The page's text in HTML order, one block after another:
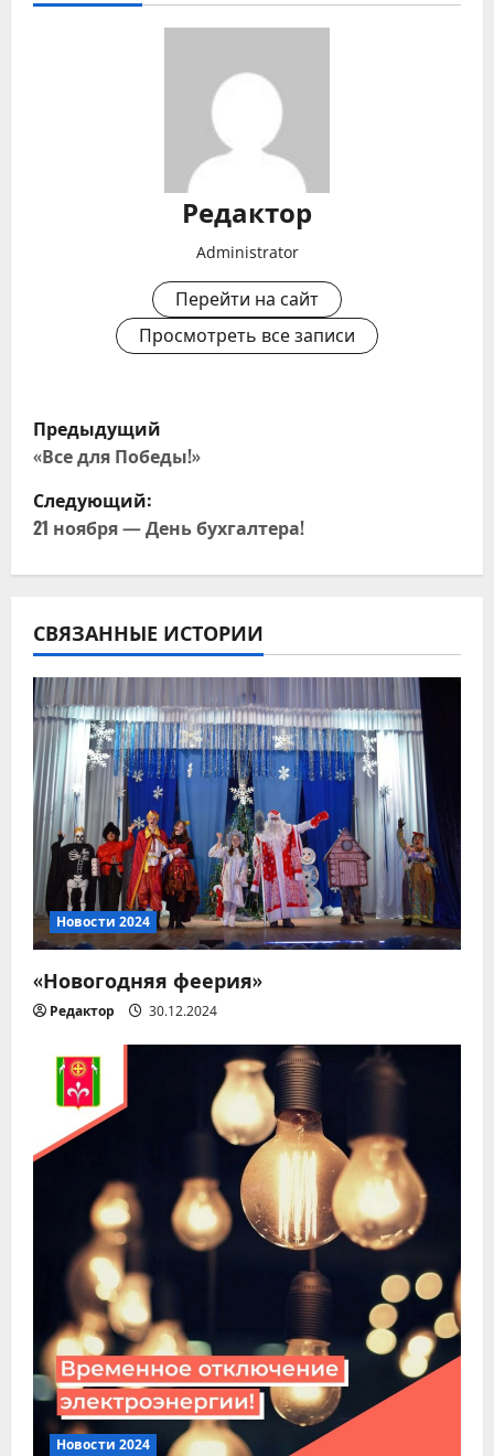
Редактор
Administrator
Перейти на сайт
Просмотреть все записи
Н
а
в
а
ц
и
я
п
о
з
а
п
и
я
Предыдущий
«Все для Победы!»
Следующий:
21 ноября — День бухгалтера!
СВЯЗАННЫЕ ИСТОРИИ
Новости 2024
«Новогодняя феерия»
Редактор 30.12.2024
Новости 2024